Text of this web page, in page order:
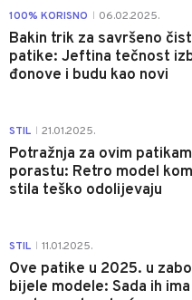
100% KORISNO 06.02.2025.
Bakin trik za savršeno
patike: Jeftina tečnost
đonove i budu kao novi
STIL 21.01.2025.
Potražnja za ovim
porastu: Retro model
stila teško odolijevaju
STIL 11.01.2025.
Ove patike u 2025. u
bijele modele: Sada ih